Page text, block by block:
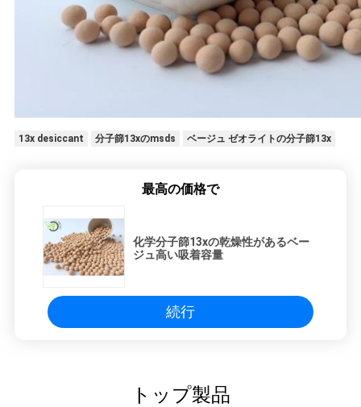
13x desiccant 分子篩13xのmsds ベージュ ゼオライトの分子篩13x
最高の価格で
化学分子篩13xの乾燥性があるベー
ジュ高い吸着容量
続行
トップ製品